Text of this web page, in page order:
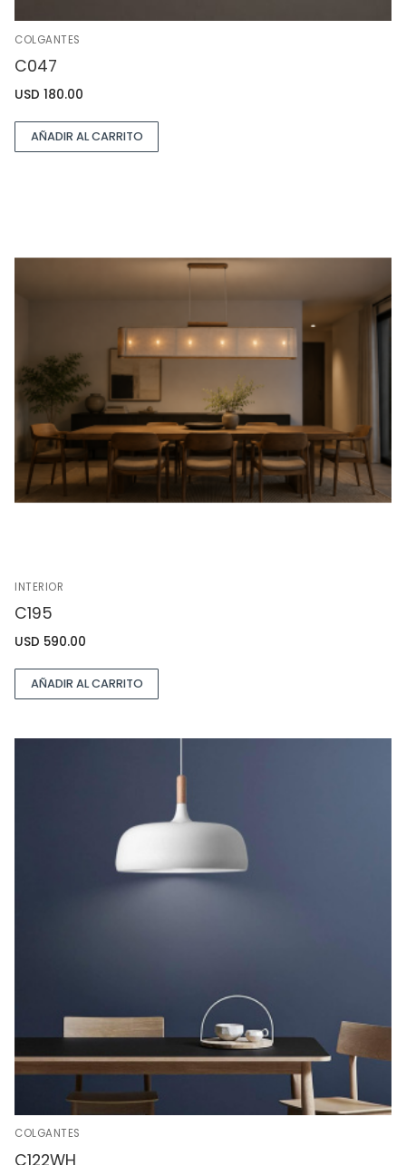
COLGANTES
C047
USD 180.00
AÑADIR AL CARRITO
INTERIOR
C195
USD 590.00
AÑADIR AL CARRITO
COLGANTES
C122WH